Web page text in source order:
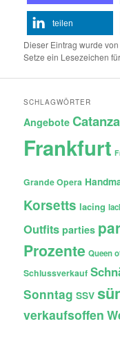
teilen
Dieser Eintrag wurde
Setze ein Lesezeichen
SCHLAGWÖRTER
Angebote
Frankfurt
Grande Opera
Korsetts lacing
Outfits parties
Prozente Queen
Schlussverkauf
Sonntag SSV
verkaufsoffen